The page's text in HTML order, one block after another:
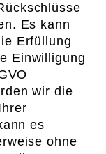
Es kann
Erfüllung
Einwilligung
wir die
es
ohne